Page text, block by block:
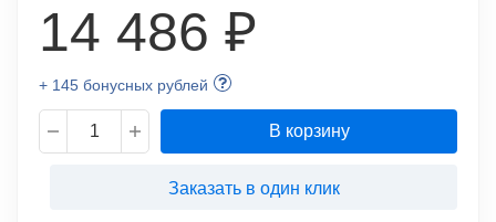
14 486 ₽
+ 145 бонусных рублей
В корзину
Заказать в один клик